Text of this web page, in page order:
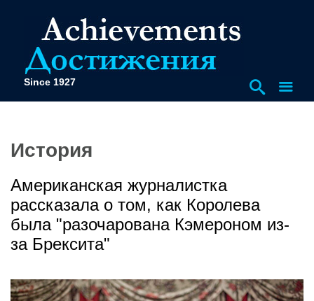
Since 1927
История
Американская журналистка
рассказала о том, как Королева
была "разочарована Кэмероном из-
за Брексита"